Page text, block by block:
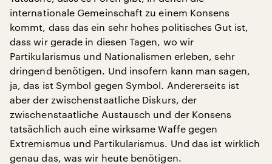
internationale Gemeinschaft zu einem Konsens
kommt, dass das ein sehr hohes politisches Gut ist,
dass wir gerade in diesen Tagen, wo wir
Partikularismus und Nationalismen erleben, sehr
dringend benötigen. Und insofern kann man sagen,
ja, das ist Symbol gegen Symbol. Andererseits ist
aber der zwischenstaatliche Diskurs, der
zwischenstaatliche Austausch und der Konsens
tatsächlich auch eine wirksame Waffe gegen
Extremismus und Partikularismus. Und das ist wirklich
genau das, was wir heute benötigen.